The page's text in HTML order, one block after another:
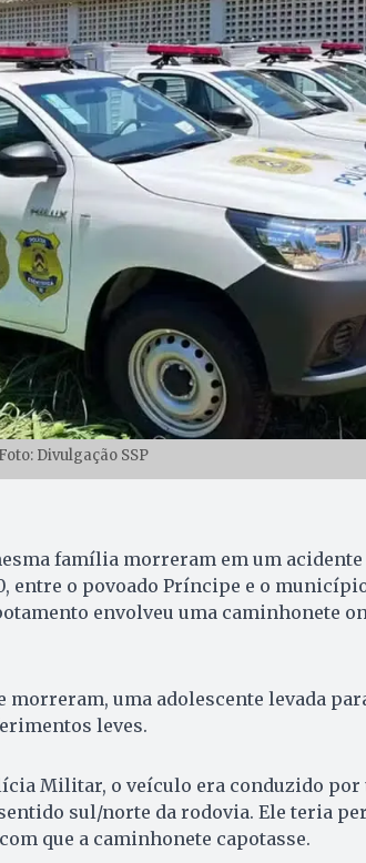
Foto: Divulgação SSP
família morreram em um
entre o povoado Príncipe e o
envolveu uma caminhonete
morreram, uma adolescente levada
leves.
Militar, o veículo era conduzido por
sul/norte da rodovia. Ele teria
que a caminhonete capotasse.